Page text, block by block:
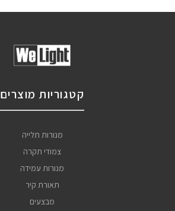
קטגוריות מוצרים
מנורות תלייה
צמודי תקרה
מנורות עמידה
תאורת קיר
מבצעים